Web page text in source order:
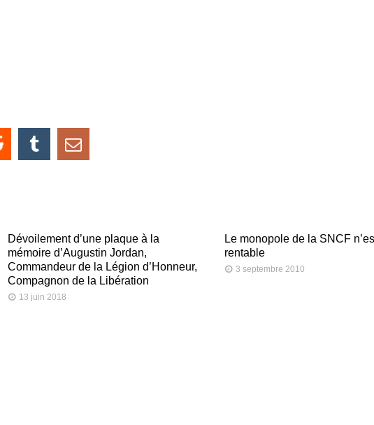
Dévoilement d’une plaque à la
mémoire d’Augustin Jordan,
Commandeur de la Légion d’Honneur,
Compagnon de la Libération
13 juin 2018
Le monopole de la SNCF
rentable
3 septembre 2010